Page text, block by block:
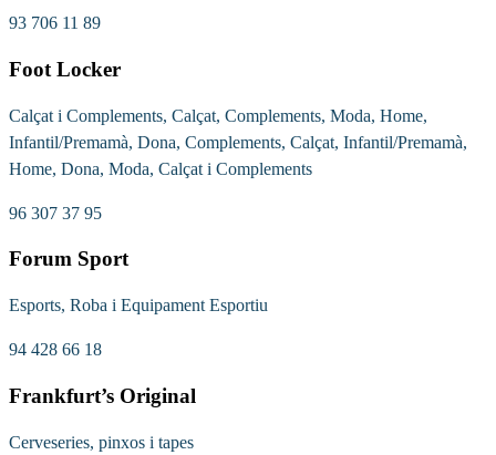
93 706 11 89
Foot Locker
Calçat i Complements, Calçat, Complements, Moda, Home,
Infantil/Premamà, Dona, Complements, Calçat, Infantil/Premamà,
Home, Dona, Moda, Calçat i Complements
96 307 37 95
Forum Sport
Esports, Roba i Equipament Esportiu
94 428 66 18
Frankfurt’s Original
Cerveseries, pinxos i tapes